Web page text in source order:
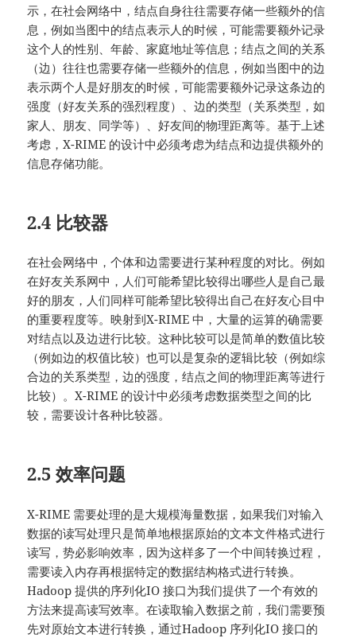
示，在社会网络中，结点自身往往需要存储一些额外的信
息，例如当图中的结点表示人的时候，可能需要额外记录
这个人的性别、年龄、家庭地址等信息；结点之间的关系
（边）往往也需要存储一些额外的信息，例如当图中的边
表示两个人是好朋友的时候，可能需要额外记录这条边的
强度（好友关系的强烈程度）、边的类型（关系类型，如
家人、朋友、同学等）、好友间的物理距离等。基于上述
考虑，X-RIME 的设计中必须考虑为结点和边提供额外的
信息存储功能。
2.4 比较器
在社会网络中，个体和边需要进行某种程度的对比。例如
在好友关系网中，人们可能希望比较得出哪些人是自己最
好的朋友，人们同样可能希望比较得出自己在好友心目中
的重要程度等。映射到X-RIME 中，大量的运算的确需要
对结点以及边进行比较。这种比较可以是简单的数值比较
（例如边的权值比较）也可以是复杂的逻辑比较（例如综
合边的关系类型，边的强度，结点之间的物理距离等进行
比较）。X-RIME 的设计中必须考虑数据类型之间的比
较，需要设计各种比较器。
2.5 效率问题
X-RIME 需要处理的是大规模海量数据，如果我们对输入
数据的读写处理只是简单地根据原始的文本文件格式进行
读写，势必影响效率，因为这样多了一个中间转换过程，
需要读入内存再根据特定的数据结构格式进行转换。
Hadoop 提供的序列化IO 接口为我们提供了一个有效的
方法来提高读写效率。在读取输入数据之前，我们需要预
先对原始文本进行转换，通过Hadoop 序列化IO 接口的